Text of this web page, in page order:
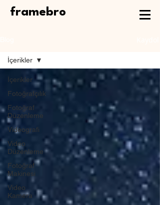
framebro
İçerikler
Fotoğrafçılık
Fotoğraf
Düzenleme
Videografi
Video
Düzenleme
Fotoğraf
Makinesi
Video
Kamera
İçerikler